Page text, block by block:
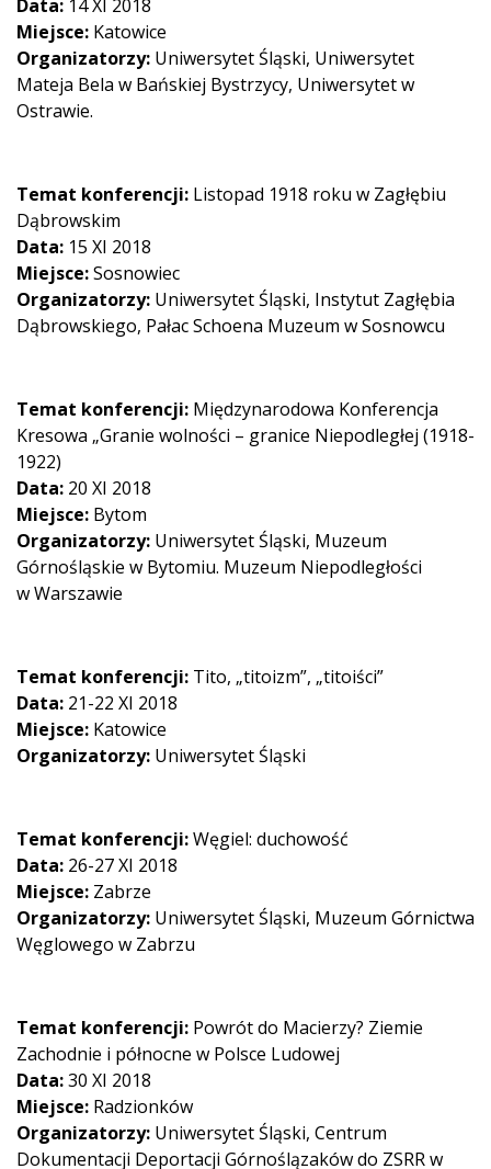
Data: 14 XI 2018
Miejsce: Katowice
Organizatorzy: Uniwersytet Śląski, Uniwersytet
Mateja Bela w Bańskiej Bystrzycy, Uniwersytet w
Ostrawie.
Temat konferencji: Listopad 1918 roku w Zagłębiu
Dąbrowskim
Data: 15 XI 2018
Miejsce:Sosnowiec
Organizatorzy: Uniwersytet Śląski, Instytut Zagłębia
Dąbrowskiego, Pałac Schoena Muzeum w Sosnowcu
Temat konferencji: Międzynarodowa Konferencja
Kresowa „Granie wolności – granice Niepodległej (1918-
1922)
Data: 20 XI 2018
Miejsce: Bytom
Organizatorzy: Uniwersytet Śląski, Muzeum
Górnośląskie w Bytomiu. Muzeum Niepodległości
w Warszawie
Temat konferencji: Tito, „titoizm”, „titoiści”
Data: 21-22 XI 2018
Miejsce: Katowice
Organizatorzy: Uniwersytet Śląski
Temat konferencji:Węgiel: duchowość
Data: 26-27 XI 2018
Miejsce: Zabrze
Organizatorzy: Uniwersytet Śląski, Muzeum Górnictwa
Węglowego w Zabrzu
Temat konferencji: Powrót do Macierzy? Ziemie
Zachodnie i północne w Polsce Ludowej
Data:30 XI 2018
Miejsce: Radzionków
Organizatorzy: Uniwersytet Śląski, Centrum
Dokumentacji Deportacji Górnoślązaków do ZSRR w